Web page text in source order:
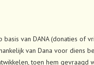
van DANA (donaties of
van Dana voor diens
toen hem